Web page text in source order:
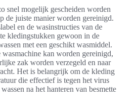
snel mogelijk gescheiden worden
de juiste manier worden gereinigd.
en de wasinstructies van de
kledingstukken gewoon in de
met een geschikt wasmiddel.
kan worden gereinigd,
zak worden verzegeld en naar
Het is belangrijk om de kleding
die effectief is tegen het virus
na het hanteren van besmette